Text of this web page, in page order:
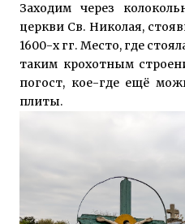
Заходим через
церкви Св. Николая,
1600-х гг. Место, где
таким крохотным
погост, кое-где ещё
плиты.